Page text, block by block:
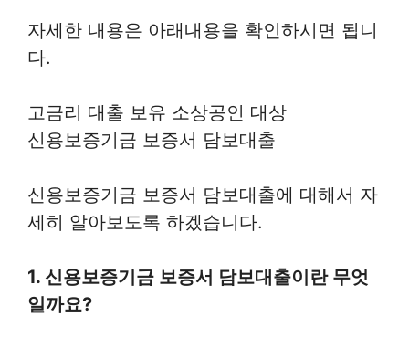
자세한 내용은 아래내용을 확인하시면 됩니
다.
고금리 대출 보유 소상공인 대상
신용보증기금 보증서 담보대출
신용보증기금 보증서 담보대출에 대해서 자
세히 알아보도록 하겠습니다.
1. 신용보증기금 보증서 담보대출이란 무엇
일까요?